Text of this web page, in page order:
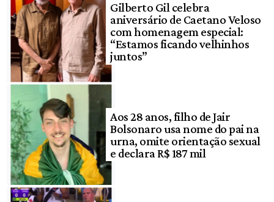
Gilberto Gil celebra
aniversário de Caetano Veloso
com homenagem especial:
“Estamos ficando velhinhos
juntos”
Aos 28 anos, filho de Jair
Bolsonaro usa nome do pai na
urna, omite orientação sexual
e declara R$ 187 mil